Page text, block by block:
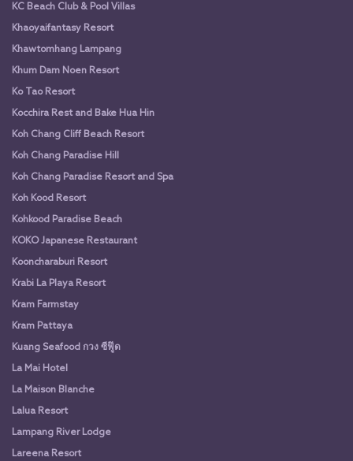
KC Beach Club & Pool Villas
Khaoyaifantasy Resort
Khawtomhang Lampang
Khum Dam Noen Resort
Ko Tao Resort
Kocchira Rest and Bake Hua Hin
Koh Chang Cliff Beach Resort
Koh Chang Paradise Hill
Koh Chang Paradise Resort and Spa
Koh Kood Resort
Kohkood Paradise Beach
KOKO Japanese Restaurant
Kooncharaburi Resort
Krabi La Playa Resort
Kram Farmstay
Kram Pattaya
Kuang Seafood กวง ซีฟู๊ด
La Mai Hotel
La Maison Blanche
Lalua Resort
Lampang River Lodge
Lareena Resort